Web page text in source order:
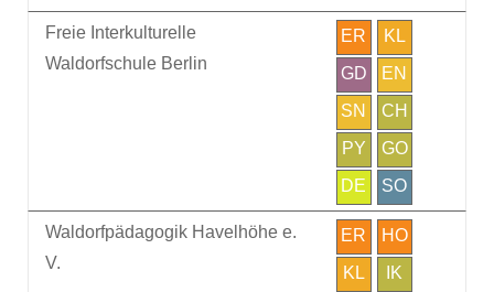
Freie Interkulturelle
Waldorfschule Berlin
ER
KL
GD
EN
SN
CH
PY
GO
DE
SO
Waldorfpädagogik Havelhöhe e.
V.
ER
HO
KL
IK